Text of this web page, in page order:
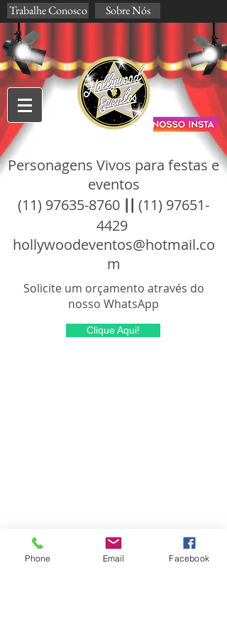
Trabalhe Conosco Sobre Nós
Personagens Vivos para festas e
eventos
(11) 97635-8760 || (11) 97651-
4429
hollywoodeventos@hotmail.co
m
Solicite um orçamento através do
nosso WhatsApp
Clique Aqui!
Phone Email Facebook